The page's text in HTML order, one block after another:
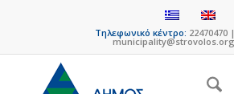
Τηλεφωνικό κέντρο: